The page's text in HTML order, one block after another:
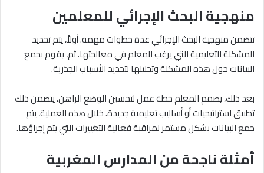
منهجية البحث الإجرائي للمعلمين
تتضمن منهجية البحث الإجرائي عدة خطوات مهمة. أولاً، يتم تحديد
المشكلة التعليمية التي يرغب المعلم في معالجتها. ثم، يقوم بجمع
البيانات حول هذه المشكلة وتحليلها لتحديد الأسباب الجذرية.
بعد ذلك، يصمم المعلم خطة عمل لتحسين الوضع الراهن. يتضمن ذلك
تطبيق استراتيجيات أو أساليب تعليمية جديدة. خلال هذه العملية، يتم
جمع البيانات بشكل مستمر لمراقبة فعالية التغييرات التي يتم إجراؤها.
أمثلة ناجحة من المدارس المغربية